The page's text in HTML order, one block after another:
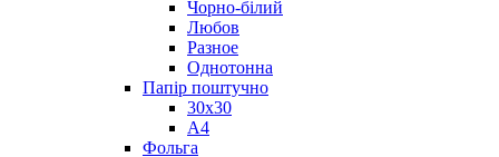
Чорно-білий
Любов
Разное
Однотонна
Папір поштучно
30х30
А4
Фольга